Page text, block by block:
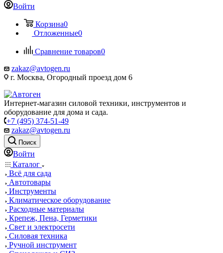
Войти
Корзина0
Отложенные0
Сравнение товаров0
zakaz@avtogen.ru
г. Москва, Огородный проезд дом 6
Интернет-магазин силовой техники, инструментов и
оборудование для дома и сада.
+7 (495) 374-51-49
zakaz@avtogen.ru
Поиск
Войти
Каталог
Всё для сада
Автотовары
Инструменты
Климатическое оборудование
Расходные материалы
Крепеж, Пена, Герметики
Свет и электросети
Силовая техника
Ручной инструмент